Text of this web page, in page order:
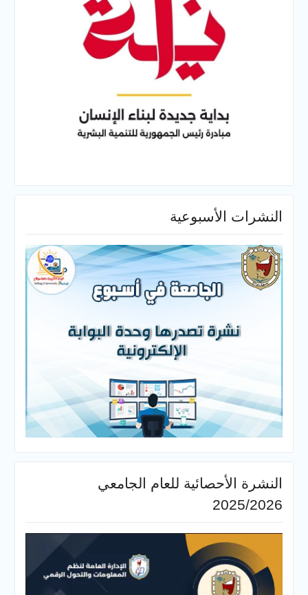
النشرات الأسبوعية
النشرة الأحصائية للعام الجامعي
2025/2026